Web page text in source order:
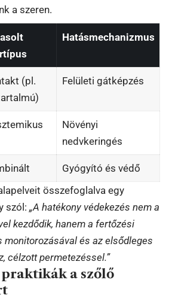
a szeren.
Hatásmechanizmus
(pl.
Felületi gátképzés
Növényi
nedvkeringés
Gyógyító és védő
összefoglalva egy
szól: „A hatékony védekezés nem a
kezdődik, hanem a fertőzési
monitorozásával és az elsődleges
célzott permetezéssel.”
a szőlő